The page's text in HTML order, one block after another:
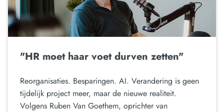
"HR moet haar voet durven zetten"
Reorganisaties. Besparingen. AI. Verandering is geen
tijdelijk project meer, maar de nieuwe realiteit.
Volgens Ruben Van Goethem, oprichter van